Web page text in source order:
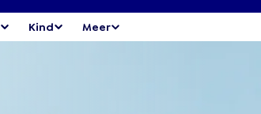
Kind Meer